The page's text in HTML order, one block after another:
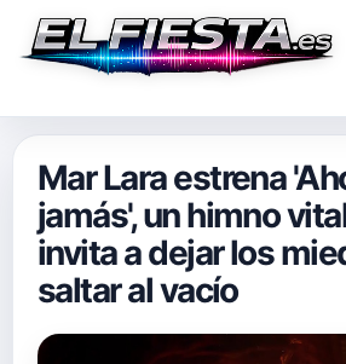
Mar Lara estrena
jamás', un himno
invita a dejar los
saltar al vacío